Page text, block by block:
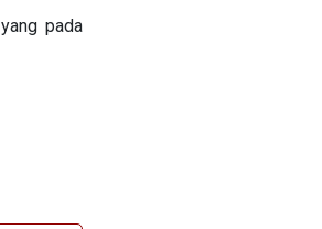
yang pada